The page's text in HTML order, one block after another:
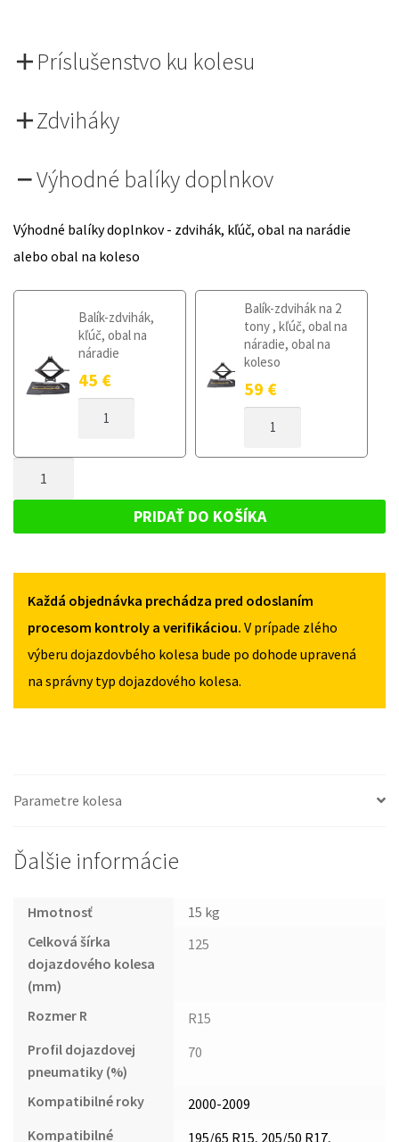
Príslušenstvo ku kolesu
Zdviháky
Výhodné balíky doplnkov
Výhodné balíky doplnkov - zdvihák, kľúč, obal na narádie
alebo obal na koleso
Balík-zdvihák,
kľúč, obal na
náradie
45 €
DOJAZDOVÉ
CHRYSLER
CRUISER
2009
Balík-zdvihák na 2
tony , kľúč, obal na
náradie, obal na
koleso
59 €
DOJAZDOVÉ
CRUISER
2000-
5X100
CHRYSLER
2000-
2009
125/70R15
PRIDAŤ DO KOŠÍKA
Každá objednávka prechádza pred odoslaním
procesom kontroly a verifikáciou. V prípade zlého
výberu dojazdovbého kolesa bude po dohode upravená
na správny typ dojazdového kolesa.
Parametre kolesa
Ďalšie informácie
Hmotnosť
15 kg
Celková šírka
dojazdového kolesa
(mm)
125
Rozmer R
R15
Profil dojazdovej
pneumatiky (%)
70
Kompatibilné roky
2000-2009
Kompatibilné
195/65 R15, 205/50 R17,